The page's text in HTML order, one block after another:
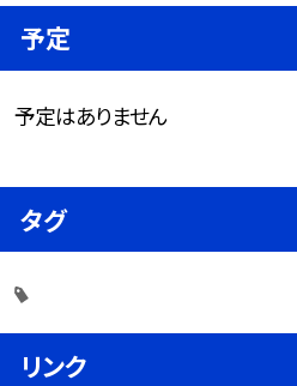
予定
予定はありません
タグ
リンク